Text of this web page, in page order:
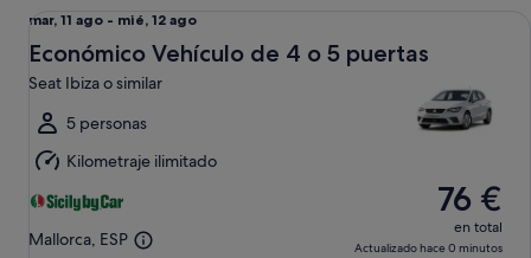
Del
mar,
11
ago
al
mié,
12
ago
mar, 11 ago - mié, 12 ago
Económico Vehículo de 4 o 5 puertas
Seat Ibiza o similar
5 personas
Kilometraje ilimitado
Mallorca, ESP
76 €
en total
Actualizado hace 0 minutos